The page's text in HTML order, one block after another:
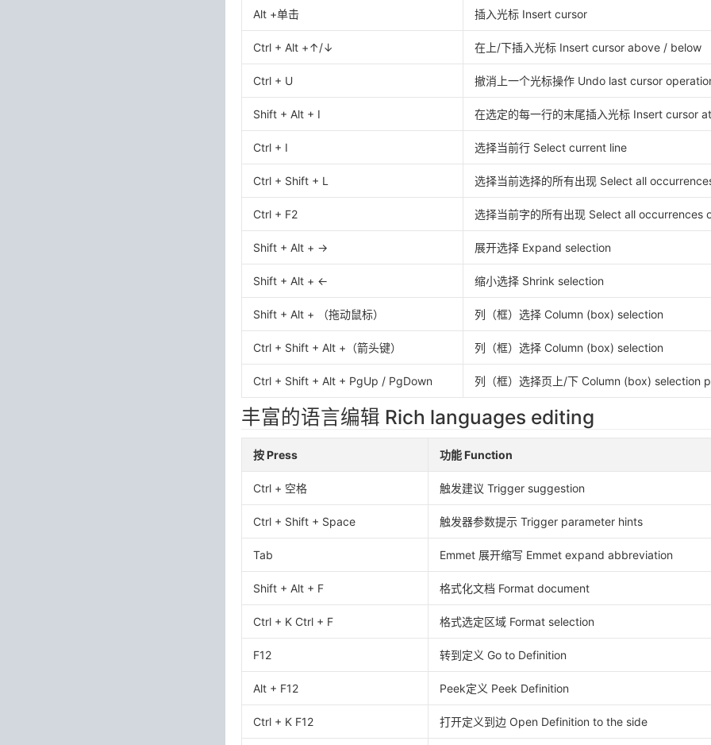
Alt +单击 插入光标 Insert cursor
Ctrl + Alt +↑/↓ 在上/下插入光标 Insert cursor above / below
Ctrl + U 撤消上一个光标操作 Undo last cursor
Shift + Alt + I 在选定的每一行的末尾插入光标 Insert cursor
Ctrl + I 选择当前行 Select current line
Ctrl + Shift + L 选择当前选择的所有出现 Select all
Ctrl + F2 选择当前字的所有出现 Select all occurrences
Shift + Alt + → 展开选择 Expand selection
Shift + Alt + ← 缩小选择 Shrink selection
Shift + Alt + （拖动鼠标） 列（框）选择 Column (box) selection
Ctrl + Shift + Alt +（箭头键） 列（框）选择 Column (box) selection
Ctrl + Shift + Alt + PgUp / PgDown 列（框）选择页上/下 Column (box) selection
丰富的语言编辑 Rich languages editing
按 Press 功能 Function
Ctrl + 空格 触发建议 Trigger suggestion
Ctrl + Shift + Space 触发器参数提示 Trigger parameter hints
Tab Emmet 展开缩写 Emmet expand abbreviation
Shift + Alt + F 格式化文档 Format document
Ctrl + K Ctrl + F 格式选定区域 Format selection
F12 转到定义 Go to Definition
Alt + F12 Peek定义 Peek Definition
Ctrl + K F12 打开定义到边 Open Definition to the side